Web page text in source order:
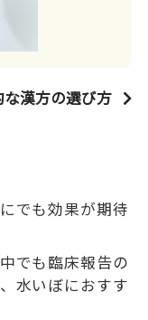
漢方の選び方
でも効果が期待
でも臨床報告の
水いぼにおすす